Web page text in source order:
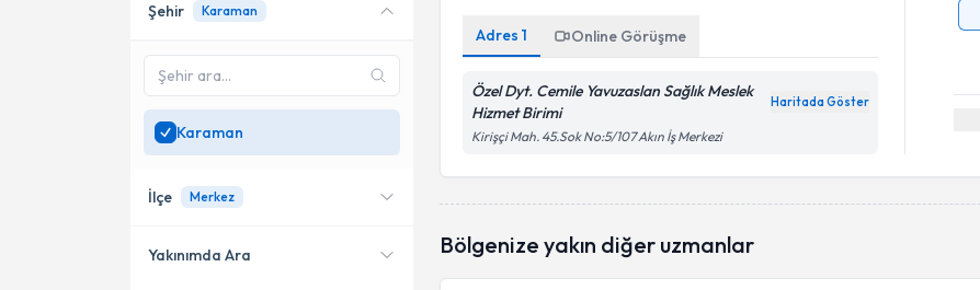
Adres1 Online Görüşme
Özel Dyt. Cemile Yavuzaslan Sağlık Meslek
Hizmet Birimi
Haritada Göster
Kirişçi Mah. 45.Sok No:5/107 Akın İş Merkezi
Bölgenize yakın diğer uzmanlar
Online danışmanlık sunan
SadeceKaraman
bölgesinde uzman ara
Şehir Karaman
Karaman
İlçe Merkez
Yakınımda Ara